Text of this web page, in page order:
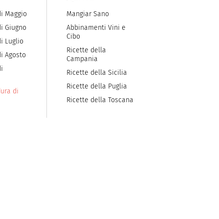
Maggio
Giugno
Luglio
Agosto
di
Mangiar Sano
Abbinamenti Vini e
Cibo
Ricette della
Campania
Ricette della Sicilia
Ricette della Puglia
Ricette della Toscana